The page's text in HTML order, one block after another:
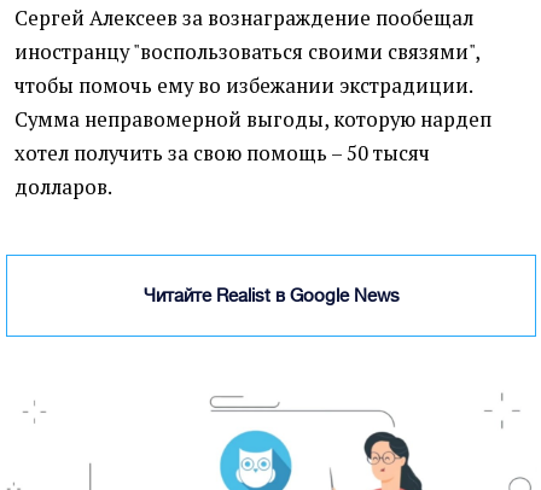
Сергей Алексеев за вознаграждение пообещал
иностранцу "воспользоваться своими связями",
чтобы помочь ему во избежании экстрадиции.
Сумма неправомерной выгоды, которую нардеп
хотел получить за свою помощь – 50 тысяч
долларов.
Читайте Realist в Google News